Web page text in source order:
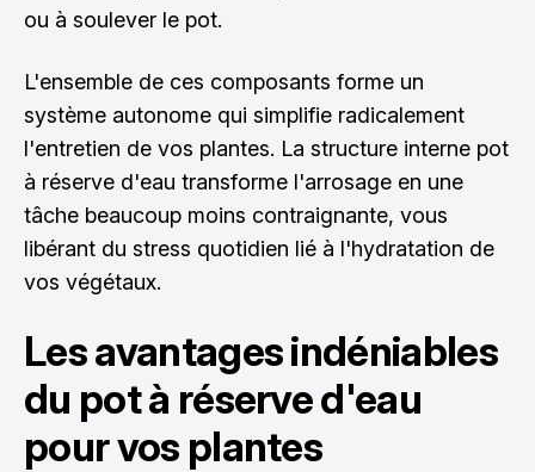
ou à soulever le pot.
L'ensemble de ces composants forme un
système autonome qui simplifie radicalement
l'entretien de vos plantes. La structure interne pot
à réserve d'eau transforme l'arrosage en une
tâche beaucoup moins contraignante, vous
libérant du stress quotidien lié à l'hydratation de
vos végétaux.
Les avantages indéniables
du pot à réserve d'eau
pour vos plantes